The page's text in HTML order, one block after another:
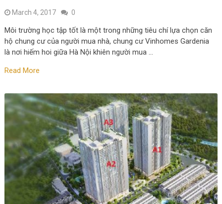
March 4, 2017 0
Môi trường học tập tốt là một trong những tiêu chí lựa chọn căn
hộ chung cư của người mua nhà, chung cư Vinhomes Gardenia
là nơi hiếm hoi giữa Hà Nội khiên người mua …
Read More